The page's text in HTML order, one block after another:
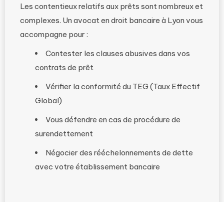
Les contentieux relatifs aux prêts sont nombreux et
complexes. Un avocat en droit bancaire à Lyon vous
accompagne pour :
Contester les clauses abusives dans vos
contrats de prêt
Vérifier la conformité du TEG (Taux Effectif
Global)
Vous défendre en cas de procédure de
surendettement
Négocier des rééchelonnements de dette
avec votre établissement bancaire